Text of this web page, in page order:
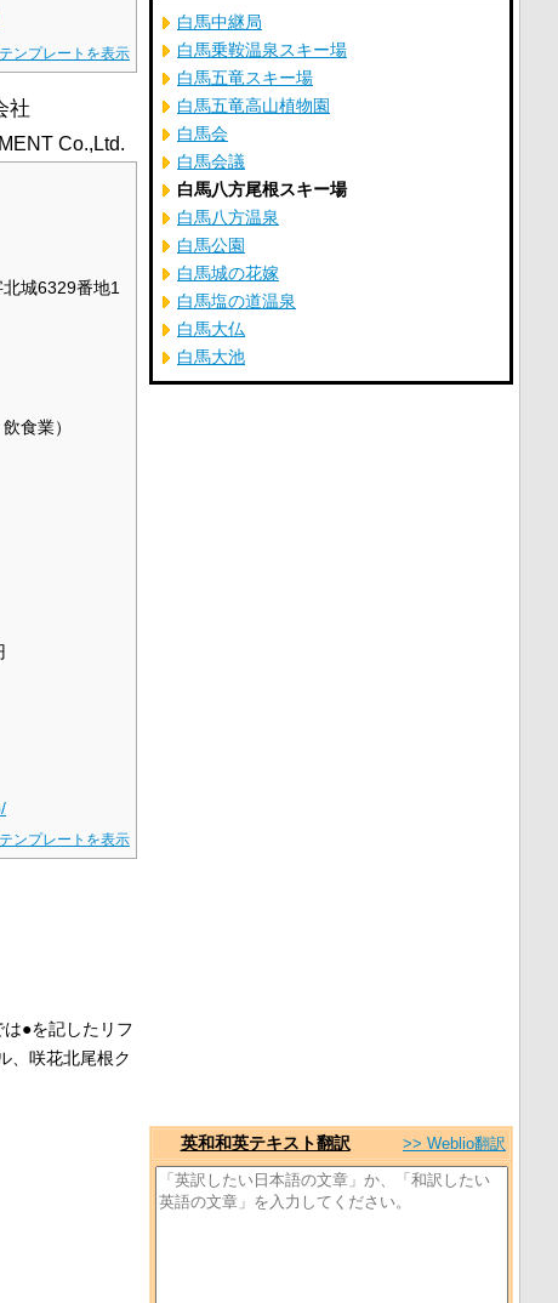
テンプレートを表示
社
Co.,Ltd.
城6329番地1
食業）
テンプレートを表示
は●を記したリフ
、咲花北尾根ク
白馬中継局
白馬乗鞍温泉スキー場
白馬五竜スキー場
白馬五竜高山植物園
白馬会
白馬会議
白馬八方尾根スキー場
白馬八方温泉
白馬公園
白馬城の花嫁
白馬塩の道温泉
白馬大仏
白馬大池
英和和英テキスト翻訳 >> Weblio翻訳